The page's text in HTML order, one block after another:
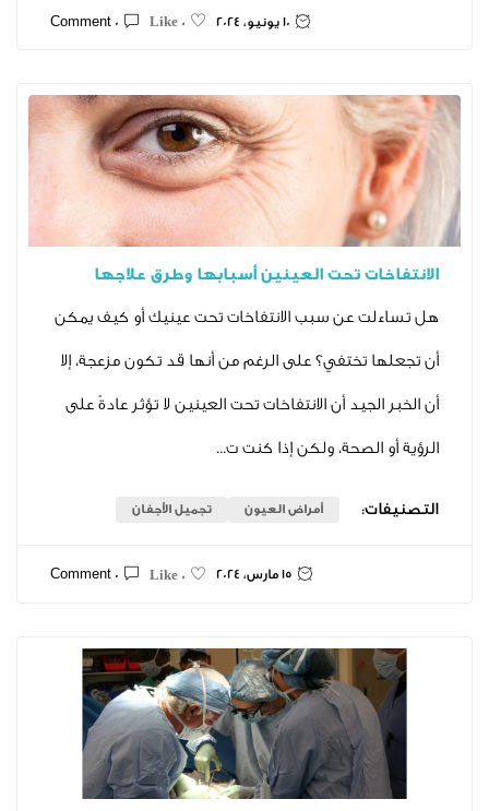
0 Like
0 Comment
تحت العينين أسبابها وطرق علاجها
عن سبب الانتفاخات تحت عينيك أو كيف يمكن
تختفي؟ على الرغم من أنها قد تكون مزعجة، إلا
أن الانتفاخات تحت العينين لا تؤثر عادةً على
الصحة، ولكن إذا كنت ت...
أمراض العيون تجميل الأجفان
0 Like
0 Comment